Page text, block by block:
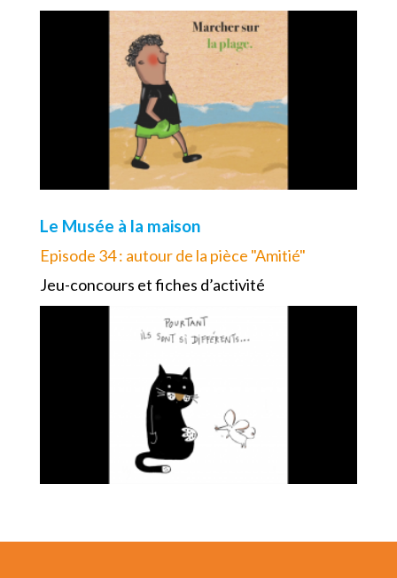
Le Musée à la maison
Episode 34 : autour de la pièce "Amitié"
Jeu-concours et fiches d’activité